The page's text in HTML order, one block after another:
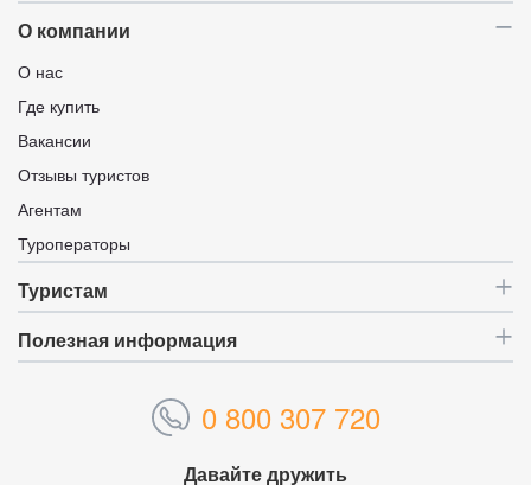
О компании
О нас
Где купить
Вакансии
Отзывы туристов
Агентам
Туроператоры
Туристам
Полезная информация
0 800 307 720
Давайте дружить